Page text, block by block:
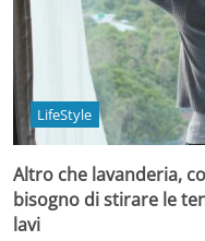
LifeStyle
Altro che lavanderia,
bisogno di stirare le
lavi